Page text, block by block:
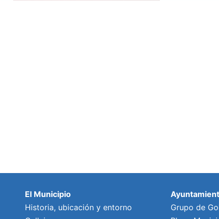
El Municipio
Historia, ubicación y entorno
Grupo de